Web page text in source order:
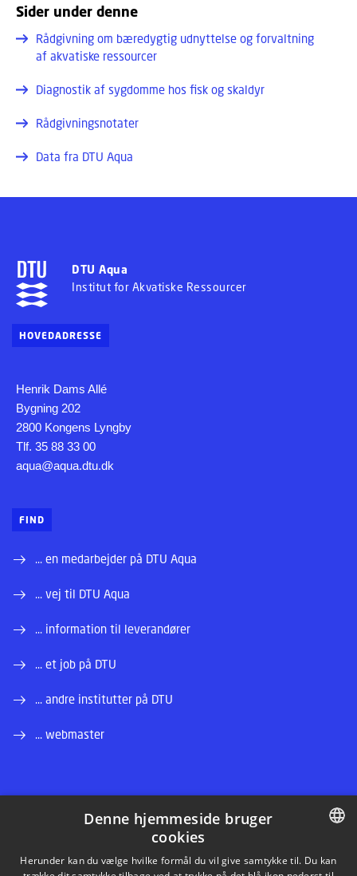
Sider under denne
Rådgivning om bæredygtig udnyttelse og forvaltning
af akvatiske ressourcer
Diagnostik af sygdomme hos fisk og skaldyr
Rådgivningsnotater
Data fra DTU Aqua
DTU Aqua
Institut for Akvatiske Ressourcer
HOVEDADRESSE
Henrik Dams Allé
Bygning 202
2800 Kongens Lyngby
Tlf. 35 88 33 00
aqua@aqua.dtu.dk
FIND
... en medarbejder på DTU Aqua
... vej til DTU Aqua
... information til leverandører
... et job på DTU
... andre institutter på DTU
... webmaster
LINKEDIN
DANISH
Denne hjemmeside bruger
cookies
Herunder kan du vælge hvilke formål du vil give samtykke til. Du kan